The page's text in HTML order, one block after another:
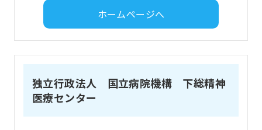
ホームページへ
独立行政法人 国立病院機構 下総精神
医療センター